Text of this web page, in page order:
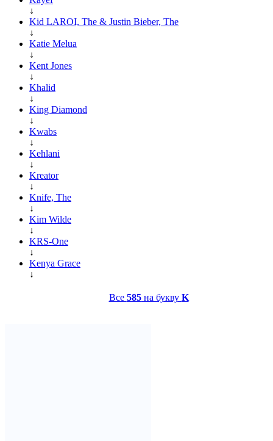
↓
Kid LAROI, The & Justin Bieber, The
↓
Katie Melua
↓
Kent Jones
↓
Khalid
↓
King Diamond
↓
Kwabs
↓
Kehlani
↓
Kreator
↓
Knife, The
↓
Kim Wilde
↓
KRS-One
↓
Kenya Grace
↓
Все 585на букву K